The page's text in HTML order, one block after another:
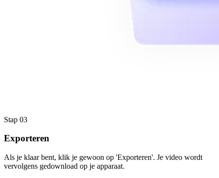
Stap 03
Exporteren
Als je klaar bent, klik je gewoon op 'Exporteren'. Je video wordt
vervolgens gedownload op je apparaat.